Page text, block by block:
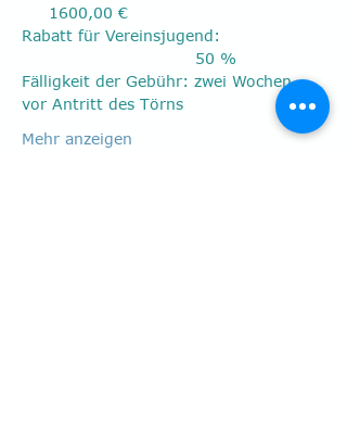
1600,00 €
Rabatt für Vereinsjugend:
50 %
Fälligkeit der Gebühr: zwei Wochen
vor Antritt des Törns
Mehr anzeigen